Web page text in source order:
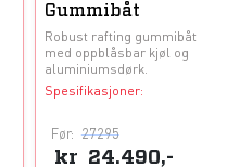
Gummibåt
Robust rafting gummibåt
med oppblåsbar kjøl og
aluminiumsdørk.
Spesifikasjoner:
Før: 27295
kr 24.490,-